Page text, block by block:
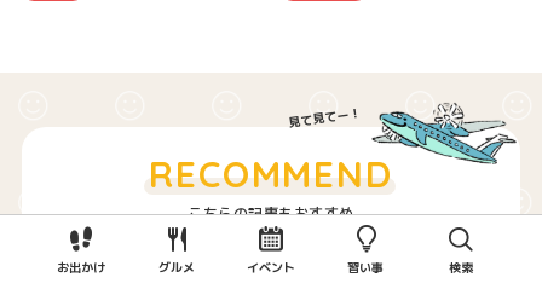
こちらの記事もおすすめ
RECOMMEND
【おちゃいち山陽堂】お茶のソフトク
お出かけ グルメ イベント 習い事 検索